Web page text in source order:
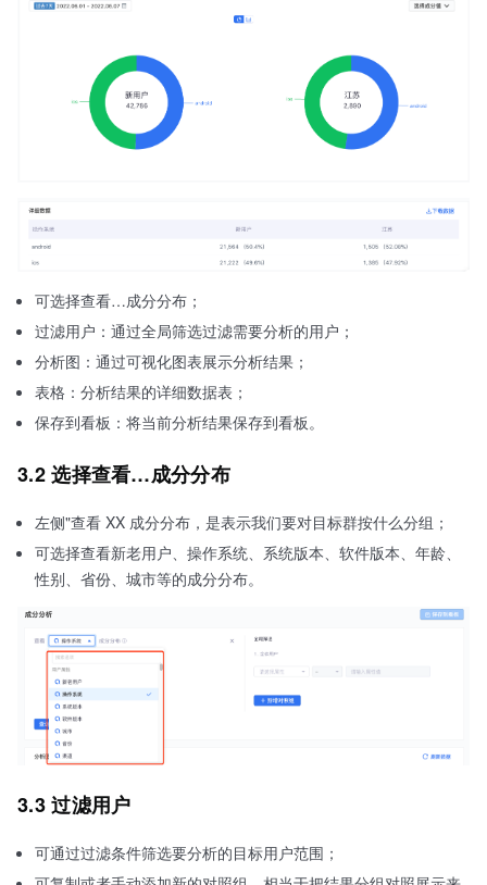
可选择查看…成分分布；
过滤用户：通过全局筛选过滤需要分析的用户；
分析图：通过可视化图表展示分析结果；
表格：分析结果的详细数据表；
保存到看板：将当前分析结果保存到看板。
3.2 选择查看…成分分布
左侧"查看 XX 成分分布，是表示我们要对目标群按什么分组；
可选择查看新老用户、操作系统、系统版本、软件版本、年龄、
性别、省份、城市等的成分分布。
3.3 过滤用户
可通过过滤条件筛选要分析的目标用户范围；